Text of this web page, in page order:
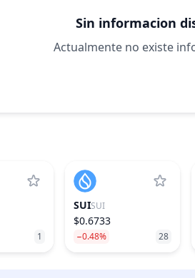
Sin informacion
Actualmente no existe
1
SUISUI
$0.6733
−0.48% 28